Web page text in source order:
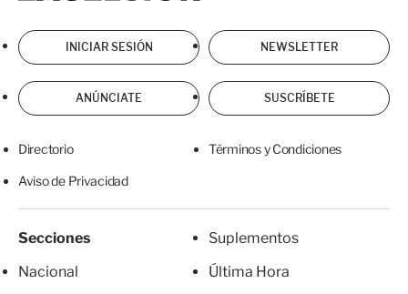
INICIAR SESIÓN NEWSLETTER
ANÚNCIATE SUSCRÍBETE
Directorio Términos y Condiciones
Aviso de Privacidad
Secciones
Nacional
Suplementos
Última Hora